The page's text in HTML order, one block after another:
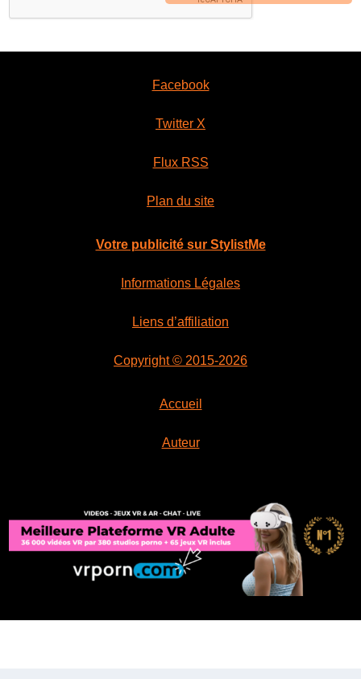
Facebook
Twitter X
Flux RSS
Plan du site
Votre publicité sur StylistMe
Informations Légales
Liens d’affiliation
Copyright © 2015-2026
Accueil
Auteur